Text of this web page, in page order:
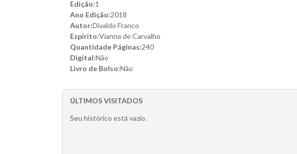
Edição:1
Ano Edição:2018
Autor:Divaldo Franco
Espírito:Vianna de Carvalho
Quantidade Páginas:240
Digital:Não
Livro de Bolso:Não
ÚLTIMOS VISITADOS
Seu histórico está vazio.